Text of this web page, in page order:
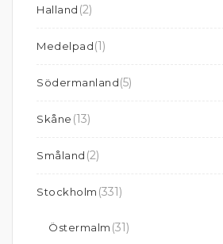
Halland (2)
Medelpad(1)
Södermanland(5)
Skåne (13)
Småland (2)
Stockholm (331)
Östermalm (31)